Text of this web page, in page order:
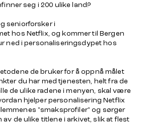
seg i 200 ulike land?
seniorforsker i
hos Netflix, og kommer til Bergen
ned i personaliseringsdypet hos
de bruker for å oppnå målet
du har med tjenesten, helt fra de
de ulike radene i menyen, skal være
hjelper personalisering Netflix
"smaksprofiler" og sørger
av de ulike titlene i arkivet, slik at flest